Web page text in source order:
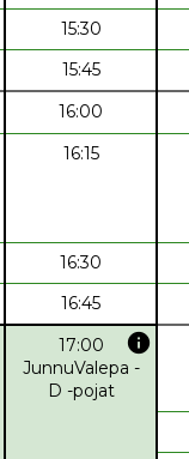
15:30
15:45
16:00
16:15
16:30
16:45
17:00 info
JunnuValepa -
D -pojat